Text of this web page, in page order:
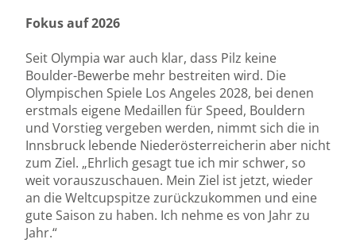
Fokus auf 2026
Seit Olympia war auch klar, dass Pilz keine
Boulder-Bewerbe mehr bestreiten wird. Die
Olympischen Spiele Los Angeles 2028, bei denen
erstmals eigene Medaillen für Speed, Bouldern
und Vorstieg vergeben werden, nimmt sich die in
Innsbruck lebende Niederösterreicherin aber nicht
zum Ziel. „Ehrlich gesagt tue ich mir schwer, so
weit vorauszuschauen. Mein Ziel ist jetzt, wieder
an die Weltcupspitze zurückzukommen und eine
gute Saison zu haben. Ich nehme es von Jahr zu
Jahr.“